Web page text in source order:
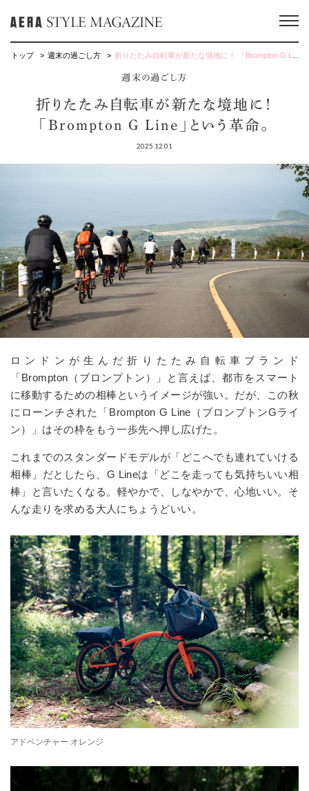
トップ 週末の過ごし方 折りたたみ自転車が新たな境地に！ 「Brompton G Line」という革命。
週末の過ごし方
折りたたみ自転車が新たな境地に！
「Brompton G Line」という革命。
2025.12.01
ロンドンが生んだ折りたたみ自転車ブランド
「Brompton （ブロンプトン）」と言えば、都市をスマート
に移動するための相棒というイメージが強い。だが、この秋
にローンチされた「Brompton G Line （ブロンプトンGライ
ン）」はその枠をもう一歩先へ押し広げた。
これまでのスタンダードモデルが「どこへでも連れていける
相棒」だとしたら、 G Lineは「どこを走っても気持ちいい相
棒」と言いたくなる。軽やかで、しなやかで、心地いい。そ
んな走りを求める大人にちょうどいい。
アドベンチャー オレンジ